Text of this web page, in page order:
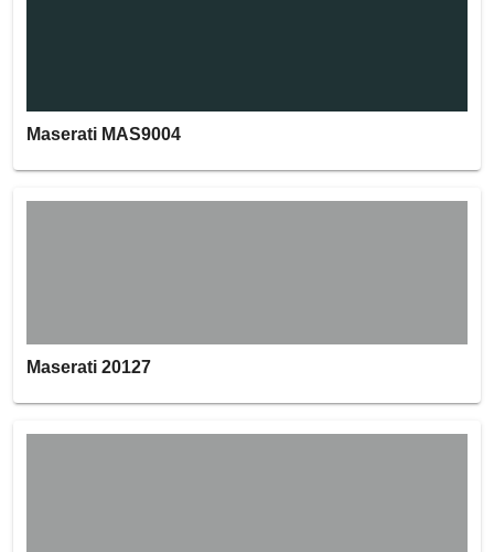
Maserati MAS9004
Maserati 20127